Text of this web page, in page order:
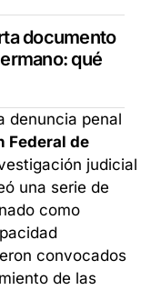
documento
qué
denuncia penal
Federal de
judicial
una serie de
como
convocados
de las